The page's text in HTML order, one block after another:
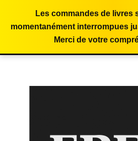
Les commandes de livres
momentanément interrompues
Merci de votre